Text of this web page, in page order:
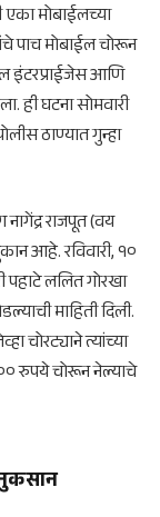
एका मोबाईलच्या
पाच मोबाईल चोरून
इंटरप्राईजेस आणि
ही घटना सोमवारी
ठाण्यात गुन्हा
राजपूत (वय
आहे. रविवारी, १०
पहाटे ललित गोरखा
माहिती दिली.
चोरट्याने त्यांच्या
रुपये चोरून नेल्याचे